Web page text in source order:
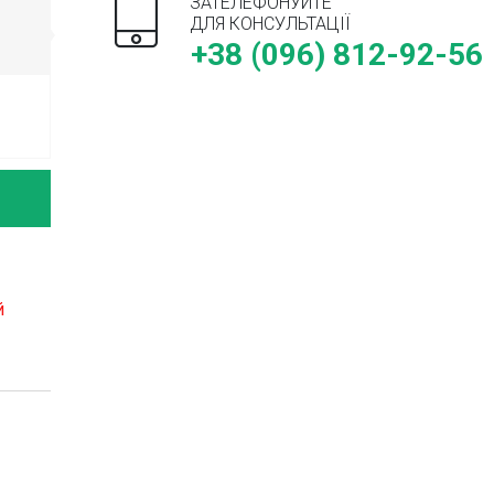
ДЛЯ КОНСУЛЬТАЦІЇ
+38 (096) 812-92-56